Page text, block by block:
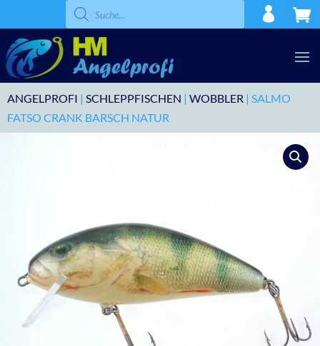
Products
search
ANGELPROFI | SCHLEPPFISCHEN | WOBBLER | SALMO
FATSO CRANK BARSCH NATUR